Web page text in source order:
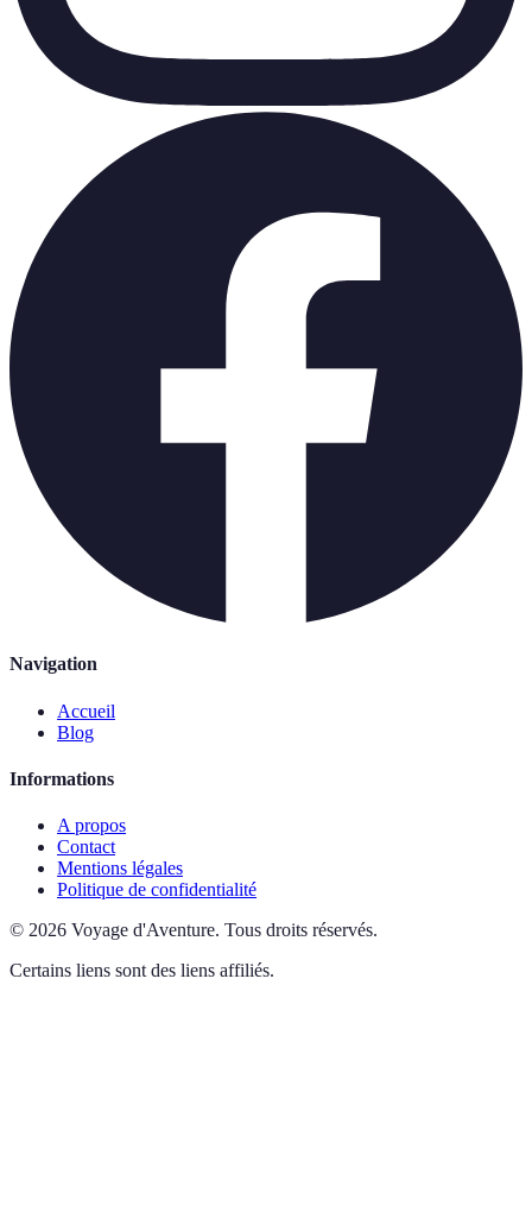
Navigation
Accueil
Blog
Informations
A propos
Contact
Mentions légales
Politique de confidentialité
© 2026 Voyage d'Aventure. Tous droits réservés.
Certains liens sont des liens affiliés.